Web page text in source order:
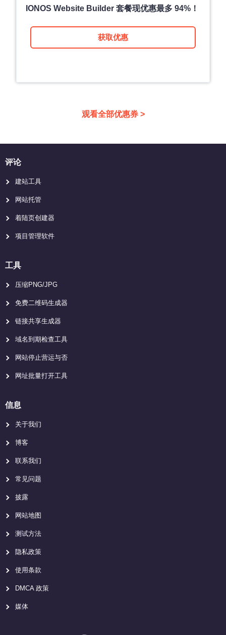
IONOS Website Builder 套餐现优惠最多 94%！
获取优惠
观看全部优惠券 >
评论
建站工具
网站托管
着陆页创建器
项目管理软件
工具
压缩PNG/JPG
免费二维码生成器
链接共享生成器
域名到期检查工具
网站停止营运与否
网址批量打开工具
信息
关于我们
博客
联系我们
常见问题
披露
网站地图
测试方法
隐私政策
使用条款
DMCA 政策
媒体